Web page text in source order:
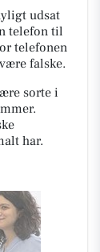
udsat
telefon til
telefonen
falske.
sorte i
har.